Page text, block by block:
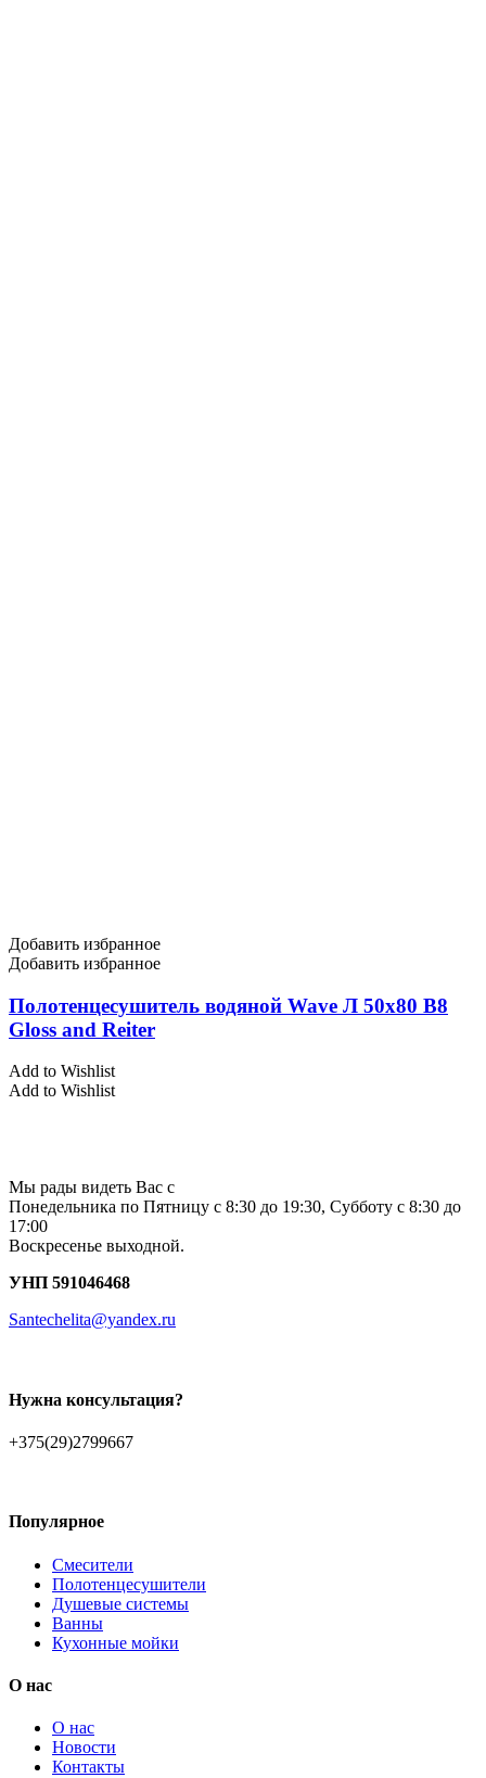
Добавить избранное
Добавить избранное
Полотенцесушитель водяной Wave Л 50х80 В8
Gloss and Reiter
Add to Wishlist
Add to Wishlist
Мы рады видеть Вас с
Понедельника по Пятницу с 8:30 до 19:30, Субботу с 8:30 до
17:00
Воскресенье выходной.
УНП 591046468
Santechelita@yandex.ru
Нужна консультация?
+375(29)2799667
Популярное
Смесители
Полотенцесушители
Душевые системы
Ванны
Кухонные мойки
О нас
О нас
Новости
Контакты